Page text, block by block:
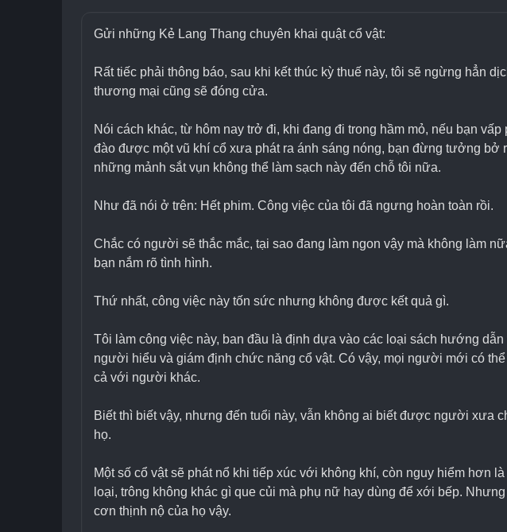
Gửi những Kẻ Lang Thang chuyên khai quật cổ vật:
Rất tiếc phải thông báo, sau khi kết thúc kỳ thuế này, tôi sẽ ngừng hẳn
thương mại cũng sẽ đóng cửa.
Nói cách khác, từ hôm nay trở đi, khi đang đi trong hầm mỏ, nếu bạn
đào được một vũ khí cổ xưa phát ra ánh sáng nóng, bạn đừng tưởng
những mảnh sắt vụn không thể làm sạch này đến chỗ tôi nữa.
Như đã nói ở trên: Hết phim. Công việc của tôi đã ngưng hoàn toàn rồi.
Chắc có người sẽ thắc mắc, tại sao đang làm ngon vậy mà không làm
bạn nắm rõ tình hình.
Thứ nhất, công việc này tốn sức nhưng không được kết quả gì.
Tôi làm công việc này, ban đầu là định dựa vào các loại sách hướng
người hiểu và giám định chức năng cổ vật. Có vậy, mọi người mới có
cả với người khác.
Biết thì biết vậy, nhưng đến tuổi này, vẫn không ai biết được người xưa
họ.
Một số cổ vật sẽ phát nổ khi tiếp xúc với không khí, còn nguy hiểm hơn
loại, trông không khác gì que củi mà phụ nữ hay dùng để xới bếp.
cơn thịnh nộ của họ vậy.